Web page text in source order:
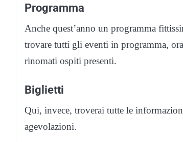
Programma
Anche quest’anno un programma
trovare tutti gli eventi in programma,
rinomati ospiti presenti.
Biglietti
Qui, invece, troverai tutte le
agevolazioni.